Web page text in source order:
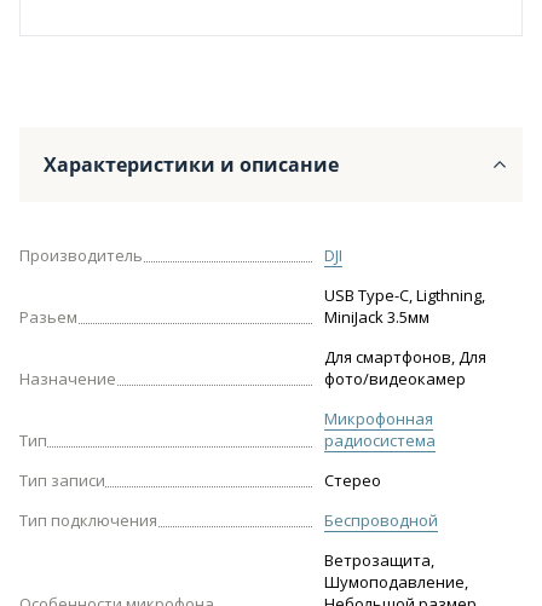
Характеристики и описание
Производитель DJI
Разьем
USB Type-C, Ligthning,
MiniJack 3.5мм
Назначение
Для смартфонов, Для
фото/видеокамер
Тип
Микрофонная
радиосистема
Тип записи
Стерео
Тип подключения
Беспроводной
Ветрозащита,
Шумоподавление,